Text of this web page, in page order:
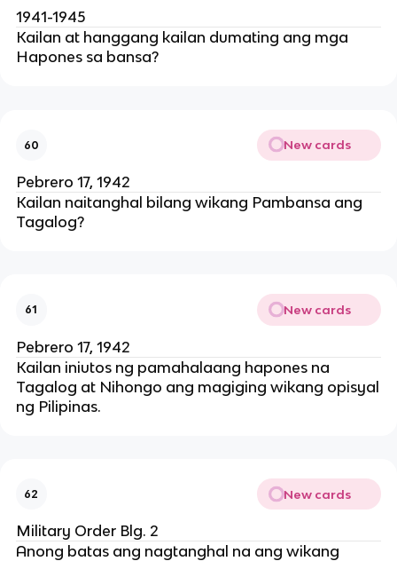
1941-1945
Kailan at hanggang kailan dumating ang mga
Hapones sa bansa?
60 New cards
Pebrero 17, 1942
Kailan naitanghal bilang wikang Pambansa ang
Tagalog?
61 New cards
Pebrero 17, 1942
Kailan iniutos ng pamahalaang hapones na
Tagalog at Nihongo ang magiging wikang opisyal
ng Pilipinas.
62 New cards
Military Order Blg. 2
Anong batas ang nagtanghal na ang wikang